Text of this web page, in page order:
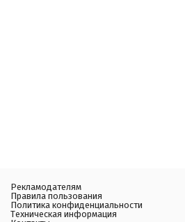
Рекламодателям
Правила пользования
Политика конфиденциальности
Техническая информация